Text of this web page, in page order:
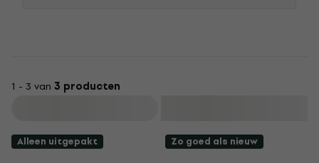
1 - 3 van 3 producten
Alleen uitgepakt Zo goed als nieuw